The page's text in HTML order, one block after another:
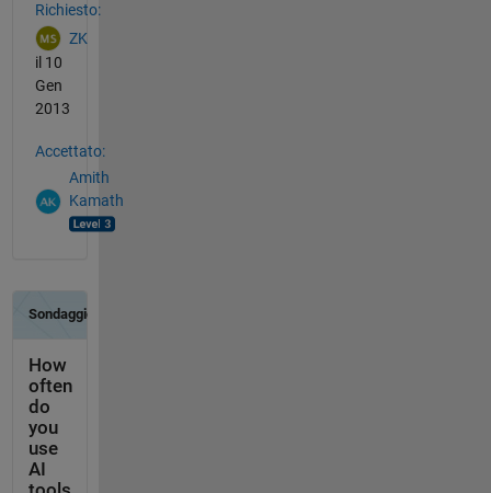
Richiesto:
ZK
il 10
Gen
2013
Accettato:
Amith
Kamath